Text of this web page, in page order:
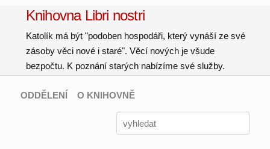
Knihovna Libri nostri
Katolík má být "podoben hospodáři, který vynáší ze své
zásoby věci nové i staré". Věcí nových je všude
bezpočtu. K poznání starých nabízíme své služby.
ODDĚLENÍ O KNIHOVNĚ